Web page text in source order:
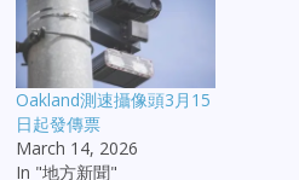
Oakland測速攝像頭3月15
日起發傳票
March 14, 2026
In "地方新聞"